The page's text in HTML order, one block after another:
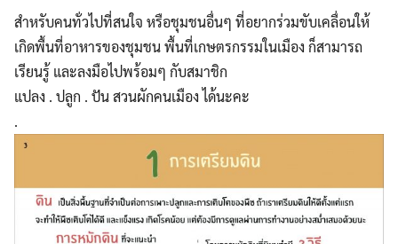
สำหรับคนทั่วไปที่สนใจ หรือชุมชนอื่นๆ ที่อยากร่วมขับเคลื่อนให้
เกิดพื้นที่อาหารของชุมชน พื้นที่เกษตรกรรมในเมือง ก็สามารถ
เรียนรู้ และลงมือไปพร้อมๆ กับสมาชิก
แปลง . ปลูก . ปัน สวนผักคนเมือง ได้นะคะ
.